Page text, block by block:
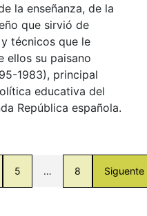
la enseñanza, de la
que sirvió de
técnicos que le
ellos su paisano
1983), principal
educativa del
República española.
5 … 8 Siguente